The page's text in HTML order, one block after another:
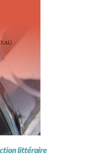
littéraire